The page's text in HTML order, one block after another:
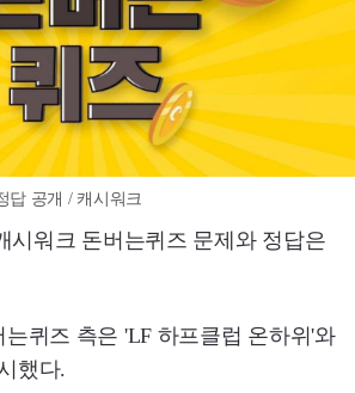
답 공개 / 캐시워크
시워크 돈버는퀴즈 문제와 정답은
퀴즈 측은 'LF 하프클럽 온하위'와
했다.